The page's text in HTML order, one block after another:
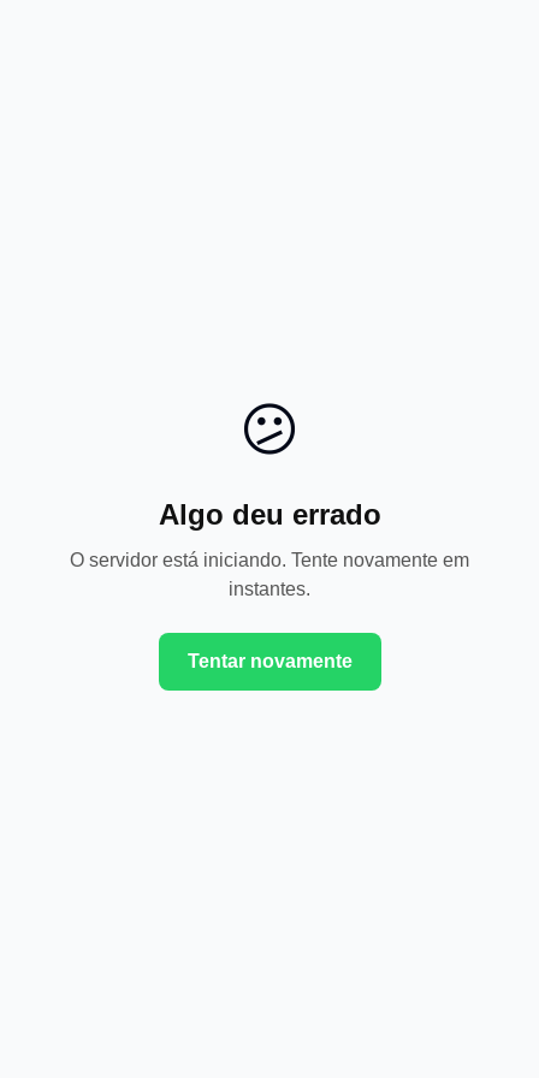
😕
Algo deu errado
O servidor está iniciando. Tente novamente em
instantes.
Tentar novamente